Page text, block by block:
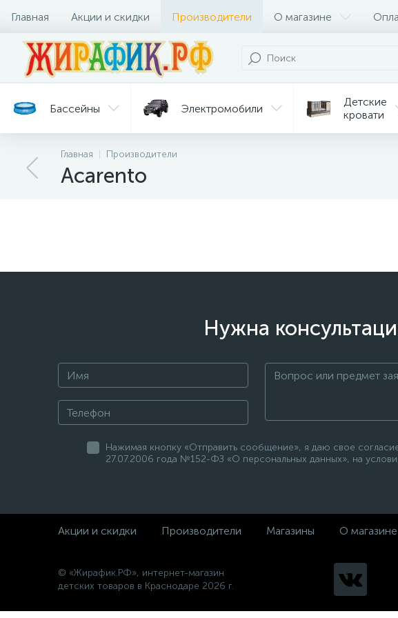
Главная Акции и скидки Производители О магазине
Бассейны Электромобили
Детские
кровати
Батуты Велосипеды
Главная Производители
Acarento
Нужна
Нажимая кнопку «Отправить сообщение», я даю свое
27.07.2006 года №152-ФЗ «О персональных данных», на
Акции и скидки Производители Магазины О магазине
© «Жирафик.РФ», интернет-магазин
детских товаров в Краснодаре 2026 г.